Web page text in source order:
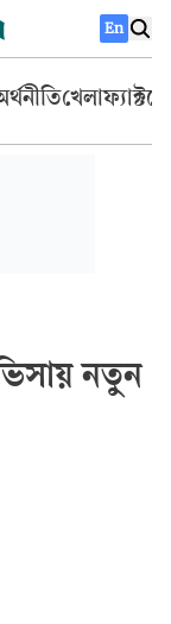
En
খেলা
নতুন